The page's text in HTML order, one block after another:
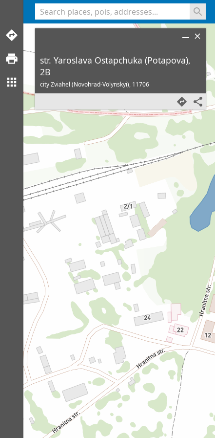
str. Yaroslava Ostapchuka (Potapova),
2B
city Zviahel (Novohrad-Volynskyi), 11706
<% console.log(hcard) %>